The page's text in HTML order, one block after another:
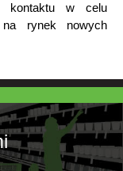
kontaktu w celu
na rynek nowych